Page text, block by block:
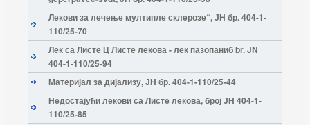
Лекови за лечење мултипле склерозе“, ЈН бр. 404-1-
110/25-70
Лек са Листе Ц Листе лекова - лек пазопаниб br. JN
404-1-110/25-94
Материјал за дијализу, ЈН бр. 404-1-110/25-44
Недостајући лекови са Листе лекова, број ЈН 404-1-
110/25-85